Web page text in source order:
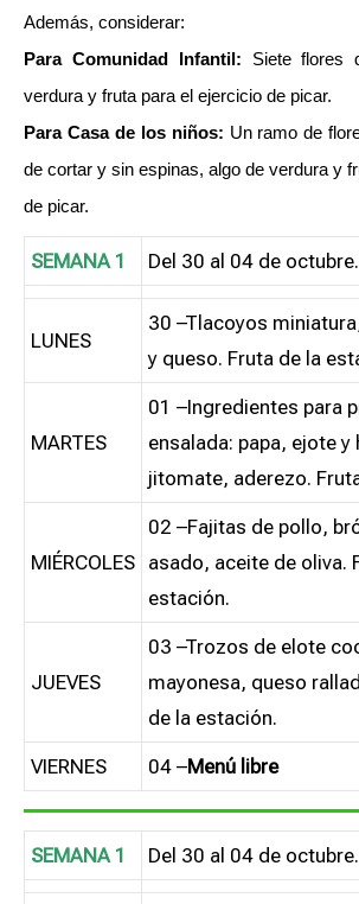
Además, considerar:
Para Comunidad Infantil: Siete flores
verdura y fruta para el ejercicio de picar.
Para Casa de los niños: Un ramo de
de cortar y sin espinas, algo de verdura y
de picar.
SEMANA 1 Del 30 al 04 de octubre.
LUNES
30 –Tlacoyos
y queso. Fruta de la
MARTES
01 –Ingredientes para
ensalada: papa, ejote
jitomate, aderezo.
MIÉRCOLES
02 –Fajitas de pollo,
asado, aceite de oliva.
estación.
JUEVES
03 –Trozos de elote
mayonesa, queso
de la estación.
VIERNES 04 –Menú libre
SEMANA 1 Del 30 al 04 de octubre.